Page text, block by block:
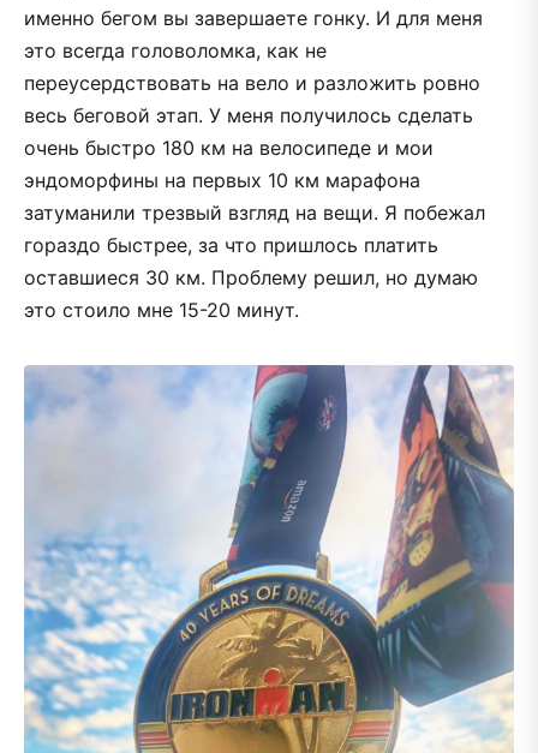
именно бегом вы завершаете гонку. И для меня
это всегда головоломка, как не
переусердствовать на вело и разложить ровно
весь беговой этап. У меня получилось сделать
очень быстро 180 км на велосипеде и мои
эндоморфины на первых 10 км марафона
затуманили трезвый взгляд на вещи. Я побежал
гораздо быстрее, за что пришлось платить
оставшиеся 30 км. Проблему решил, но думаю
это стоило мне 15-20 минут.